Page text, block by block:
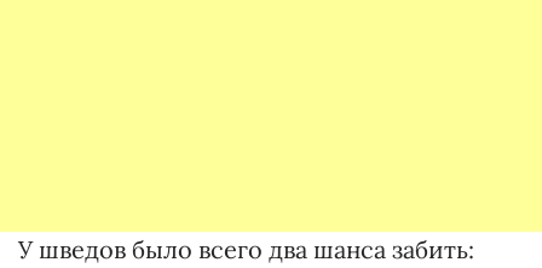
У шведов было всего два шанса забить: